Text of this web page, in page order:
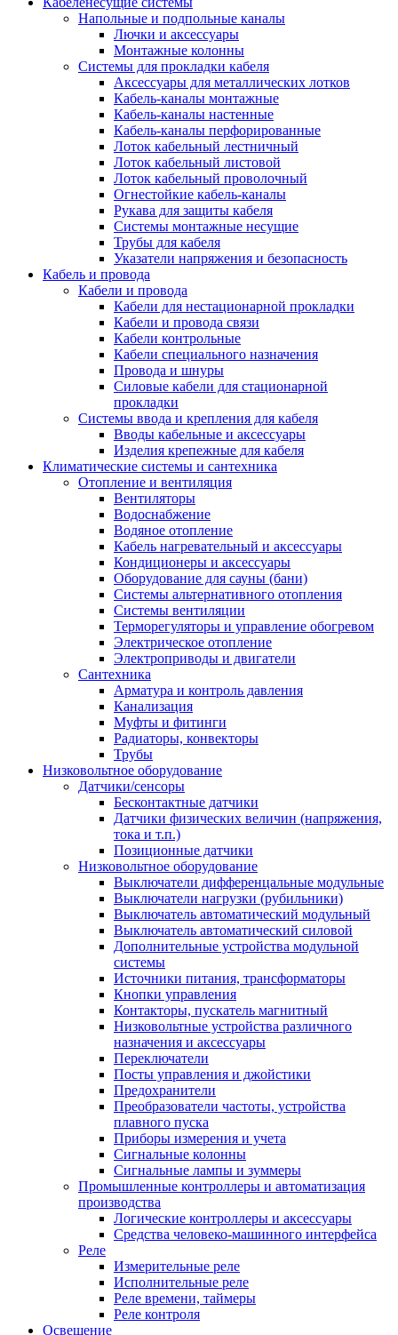
Напольные и подпольные каналы
Лючки и аксессуары
Монтажные колонны
Системы для прокладки кабеля
Аксессуары для металлических лотков
Кабель-каналы монтажные
Кабель-каналы настенные
Кабель-каналы перфорированные
Лоток кабельный лестничный
Лоток кабельный листовой
Лоток кабельный проволочный
Огнестойкие кабель-каналы
Рукава для защиты кабеля
Системы монтажные несущие
Трубы для кабеля
Указатели напряжения и безопасность
Кабель и провода
Кабели и провода
Кабели для нестационарной прокладки
Кабели и провода связи
Кабели контрольные
Кабели специального назначения
Провода и шнуры
Силовые кабели для стационарной
прокладки
Системы ввода и крепления для кабеля
Вводы кабельные и аксессуары
Изделия крепежные для кабеля
Климатические системы и сантехника
Отопление и вентиляция
Вентиляторы
Водоснабжение
Водяное отопление
Кабель нагревательный и аксессуары
Кондиционеры и аксессуары
Оборудование для сауны (бани)
Системы альтернативного отопления
Системы вентиляции
Терморегуляторы и управление обогревом
Электрическое отопление
Электроприводы и двигатели
Сантехника
Арматура и контроль давления
Канализация
Муфты и фитинги
Радиаторы, конвекторы
Трубы
Низковольтное оборудование
Датчики/сенсоры
Бесконтактные датчики
Датчики физических величин (напряжения,
тока и т.п.)
Позиционные датчики
Низковольтное оборудование
Выключатели дифференцальные модульные
Выключатели нагрузки (рубильники)
Выключатель автоматический модульный
Выключатель автоматический силовой
Дополнительные устройства модульной
системы
Источники питания, трансформаторы
Кнопки управления
Контакторы, пускатель магнитный
Низковольтные устройства различного
назначения и аксессуары
Переключатели
Посты управления и джойстики
Предохранители
Преобразователи частоты, устройства
плавного пуска
Приборы измерения и учета
Сигнальные колонны
Сигнальные лампы и зуммеры
Промышленные контроллеры и автоматизация
производства
Логические контроллеры и аксессуары
Средства человеко-машинного интерфейса
Реле
Измерительные реле
Исполнительные реле
Реле времени, таймеры
Реле контроля
Освещение